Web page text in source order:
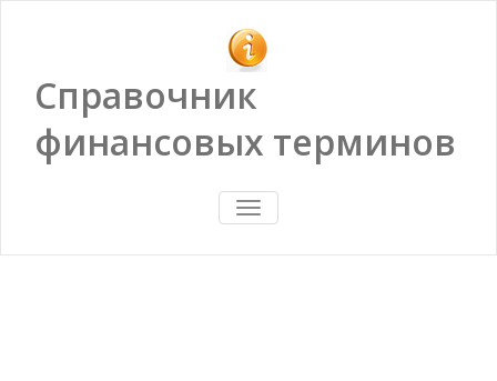
Справочник
финансовых терминов
ПОКАЗАТЬ/
СКРЫТЬ